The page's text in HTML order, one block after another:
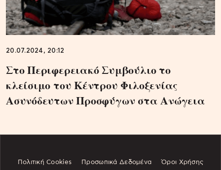
20.07.2024, 20:12
Στο Περιφερειακό Συμβούλιο το
κλείσιμο του Κέντρου Φιλοξενίας
Ασυνόδευτων Προσφύγων στα Ανώγεια
Πολιτική Cookies Προσωπικά Δεδομένα Όροι Χρήσης